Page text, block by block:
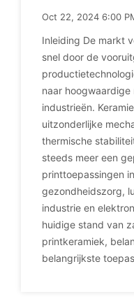
Oct 22, 2024 6:00
Inleiding De markt
snel door de
naar hoogwaardige
industrieën.
uitzonderlijke
thermische
steeds meer een
printtoepassingen
gezondheidszorg,
industrie en
huidige stand van
printkeramiek,
belangrijkste